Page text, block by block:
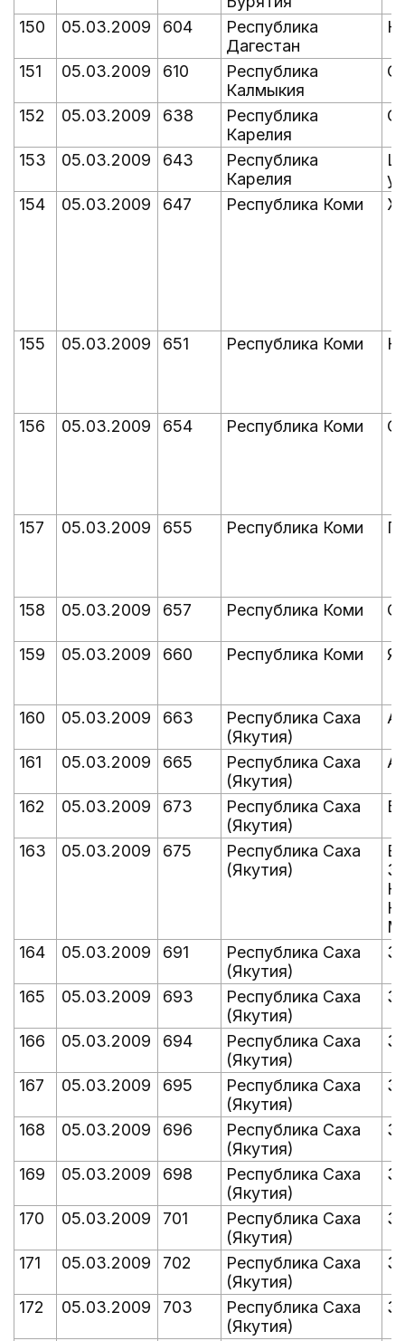
150
05.03.2009 604
Республика
Дагестан
151 05.03.2009 610
Республика
Калмыкия
152 05.03.2009 638
Республика
Карелия
153 05.03.2009 643
Республика
Карелия
154
05.03.2009 647 Республика Коми
155 05.03.2009 651 Республика Коми
156 05.03.2009 654 Республика Коми
157 05.03.2009 655 Республика Коми
158 05.03.2009 657 Республика Коми
159 05.03.2009 660 Республика Коми
160 05.03.2009 663
Республика Саха
(Якутия)
161 05.03.2009 665
Республика Саха
(Якутия)
162 05.03.2009 673
Республика Саха
(Якутия)
163 05.03.2009 675
Республика Саха
(Якутия)
164
05.03.2009 691
Республика Саха
(Якутия)
165 05.03.2009 693
Республика Саха
(Якутия)
166 05.03.2009 694
Республика Саха
(Якутия)
167 05.03.2009 695
Республика Саха
(Якутия)
168 05.03.2009 696
Республика Саха
(Якутия)
169 05.03.2009 698
Республика Саха
(Якутия)
170 05.03.2009 701
Республика Саха
(Якутия)
171 05.03.2009 702
Республика Саха
(Якутия)
172 05.03.2009 703
Республика Саха
(Якутия)